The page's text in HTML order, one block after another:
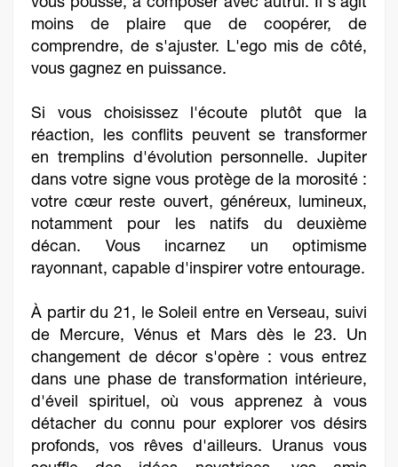
vous pousse, à composer avec autrui. Il s'agit
moins de plaire que de coopérer, de
comprendre, de s'ajuster. L'ego mis de côté,
vous gagnez en puissance.
Si vous choisissez l'écoute plutôt que la
réaction, les conflits peuvent se transformer
en tremplins d'évolution personnelle. Jupiter
dans votre signe vous protège de la morosité :
votre cœur reste ouvert, généreux, lumineux,
notamment pour les natifs du deuxième
décan. Vous incarnez un optimisme
rayonnant, capable d'inspirer votre entourage.
À partir du 21, le Soleil entre en Verseau, suivi
de Mercure, Vénus et Mars dès le 23. Un
changement de décor s'opère : vous entrez
dans une phase de transformation intérieure,
d'éveil spirituel, où vous apprenez à vous
détacher du connu pour explorer vos désirs
profonds, vos rêves d'ailleurs. Uranus vous